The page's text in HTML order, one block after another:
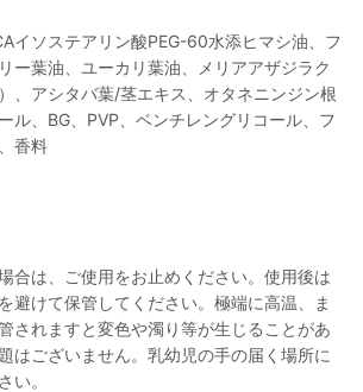
イソステアリン酸PEG-60水添ヒマシ油、フ
ー葉油、ユーカリ葉油、メリアアザジラク
、アシタバ葉/茎エキス、オタネニンジン根
ル、BG、PVP、ベンチレングリコール、フ
香料
合は、ご使用をお止めください。使用後は
避けて保管してください。極端に高温、ま
されますと変色や濁り等が生じることがあ
はございません。乳幼児の手の届く場所に
い。